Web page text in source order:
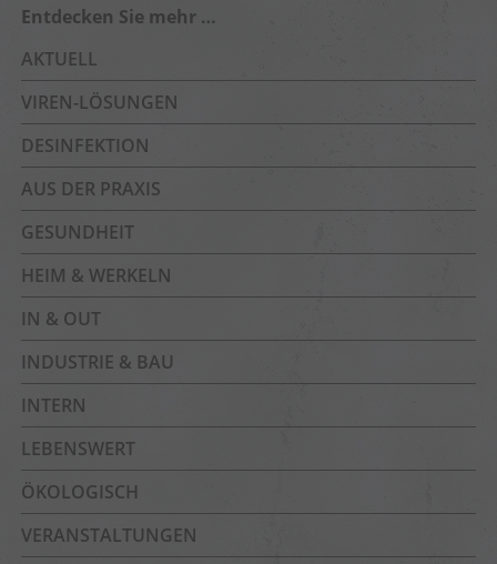
Entdecken Sie mehr …
AKTUELL
VIREN-LÖSUNGEN
DESINFEKTION
AUS DER PRAXIS
GESUNDHEIT
HEIM & WERKELN
IN & OUT
INDUSTRIE & BAU
INTERN
LEBENSWERT
ÖKOLOGISCH
VERANSTALTUNGEN